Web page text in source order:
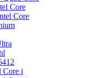
Core
Core
Core i